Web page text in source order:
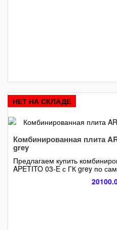
НЕТ НА СКЛАДЕ
Комбинированная плита
grey
Предлагаем купить
APETITO 03-E с ГК grey по